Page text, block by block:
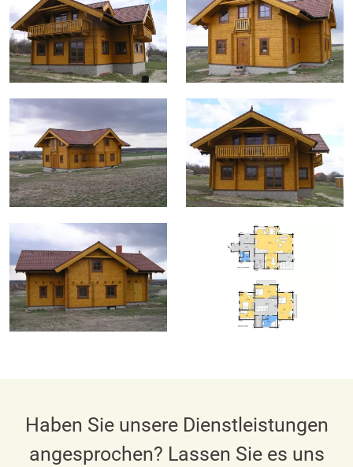
Haben Sie unsere Dienstleistungen
angesprochen? Lassen Sie es uns